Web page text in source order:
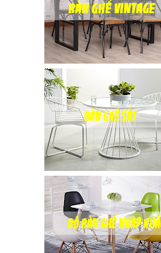
inox, chân
bàn ăn hot
trend 2023
Ghế decor
trong suốt,
trong suốt
Ghế Eames
chân gỗ bọc
vải bố xanh
xám GLM27-